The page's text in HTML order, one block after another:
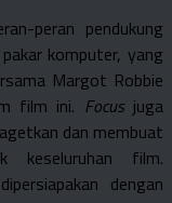
peran pendukung
komputer, yang
Margot Robbie
film ini. Focusjuga
dan membuat
keseluruhan film.
dengan